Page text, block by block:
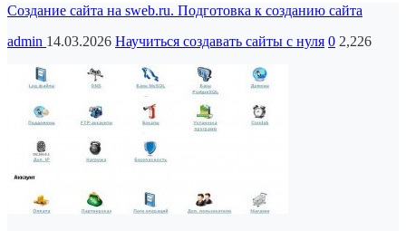
Создание сайта на sweb.ru. Подготовка к созданию сайта
admin 14.03.2026 Научиться создавать сайты с нуля 0 2,226